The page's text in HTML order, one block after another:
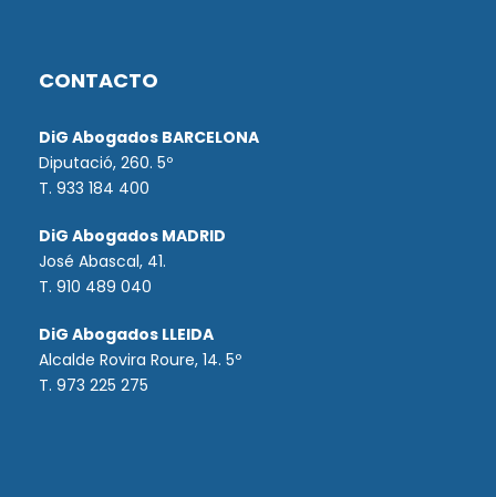
CONTACTO
DiG Abogados BARCELONA
Diputació, 260. 5º
T. 933 184 400
DiG Abogados MADRID
José Abascal, 41.
T. 910 489 040
DiG Abogados LLEIDA
Alcalde Rovira Roure, 14. 5º
T. 973 225 275